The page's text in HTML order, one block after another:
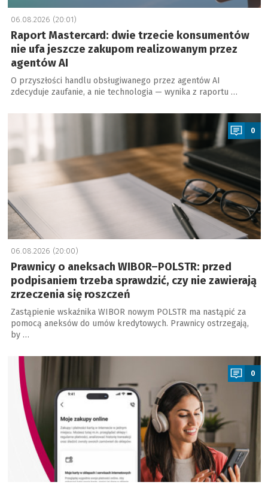
06.08.2026 (20:01)
Raport Mastercard: dwie trzecie konsumentów
nie ufa jeszcze zakupom realizowanym przez
agentów AI
O przyszłości handlu obsługiwanego przez agentów AI
zdecyduje zaufanie, a nie technologia — wynika z raportu …
a
0
06.08.2026 (20:00)
Prawnicy o aneksach WIBOR–POLSTR: przed
podpisaniem trzeba sprawdzić, czy nie zawierają
zrzeczenia się roszczeń
Zastąpienie wskaźnika WIBOR nowym POLSTR ma nastąpić za
pomocą aneksów do umów kredytowych. Prawnicy ostrzegają,
by …
0